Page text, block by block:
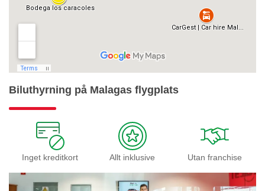
Biluthyrning på Malagas flygplats
Inget kreditkort Allt inklusive Utan franchise